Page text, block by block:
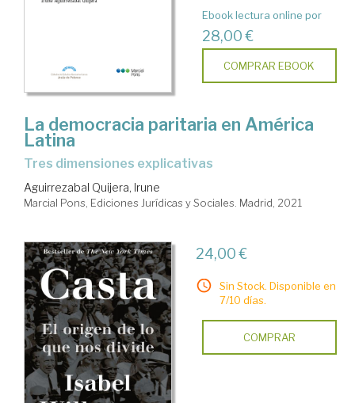
Ebook lectura online por
28,00 €
COMPRAR EBOOK
La democracia paritaria en América
Latina
tres dimensiones explicativas
Aguirrezabal Quijera, Irune
Marcial Pons, Ediciones Jurídicas y Sociales. Madrid, 2021
24,00 €
Sin Stock. Disponible en
7/10 días.
COMPRAR